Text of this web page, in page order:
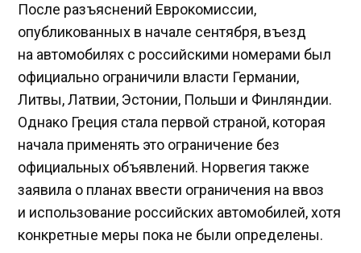
После разъяснений Еврокомиссии,
опубликованных в начале сентября, въезд
на автомобилях с российскими номерами был
официально ограничили власти Германии,
Литвы, Латвии, Эстонии, Польши и Финляндии.
Однако Греция стала первой страной, которая
начала применять это ограничение без
официальных объявлений. Норвегия также
заявила о планах ввести ограничения на ввоз
и использование российских автомобилей, хотя
конкретные меры пока не были определены.